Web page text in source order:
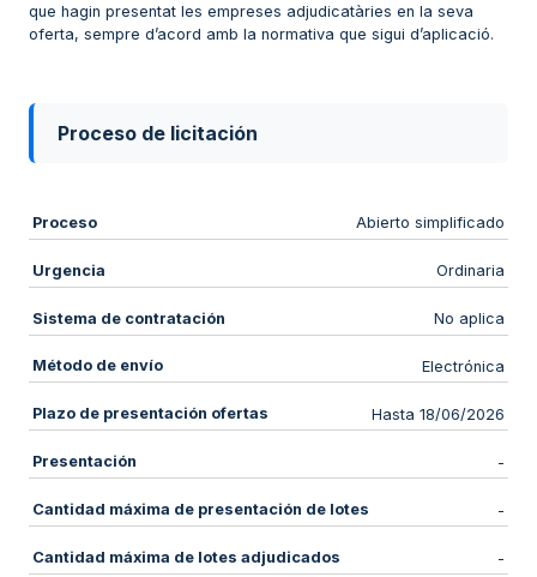
que hagin presentat les empreses adjudicatàries en la seva
oferta, sempre d’acord amb la normativa que sigui d’aplicació.
Proceso de licitación
Proceso Abierto simplificado
Urgencia Ordinaria
Sistema de contratación No aplica
Método de envío Electrónica
Plazo de presentación ofertas Hasta 18/06/2026
Presentación -
Cantidad máxima de presentación de lotes -
Cantidad máxima de lotes adjudicados -